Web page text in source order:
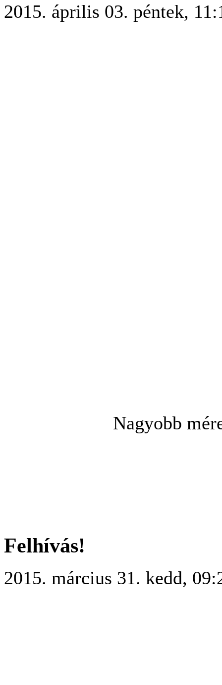
2015. április 03. péntek,
Nagyobb
Felhívás!
2015. március 31. kedd,